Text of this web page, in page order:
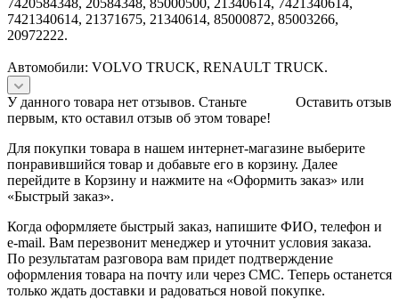
7421340614, 21371675, 21340614, 85000872, 85003266,
20972222.
Автомобили: VOLVO TRUCK, RENAULT TRUCK.
Оставить отзыв
У данного товара нет отзывов. Станьте
первым, кто оставил отзыв об этом товаре!
Для покупки товара в нашем интернет-магазине выберите
понравившийся товар и добавьте его в корзину. Далее
перейдите в Корзину и нажмите на «Оформить заказ» или
«Быстрый заказ».
Когда оформляете быстрый заказ, напишите ФИО, телефон и
e-mail. Вам перезвонит менеджер и уточнит условия заказа.
По результатам разговора вам придет подтверждение
оформления товара на почту или через СМС. Теперь останется
только ждать доставки и радоваться новой покупке.